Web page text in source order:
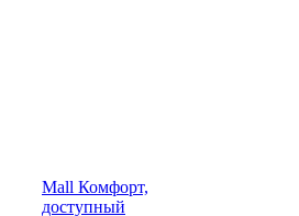
Mall Комфорт,
доступный